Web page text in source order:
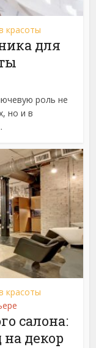
красоты
для
роль не
но и в
красоты
салона:
декор